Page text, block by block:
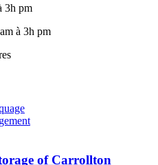
3h pm
à 3h pm
of Carrollton